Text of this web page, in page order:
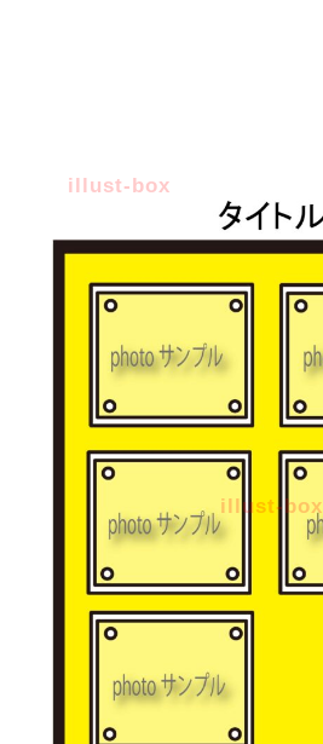
illust-box
illust-box